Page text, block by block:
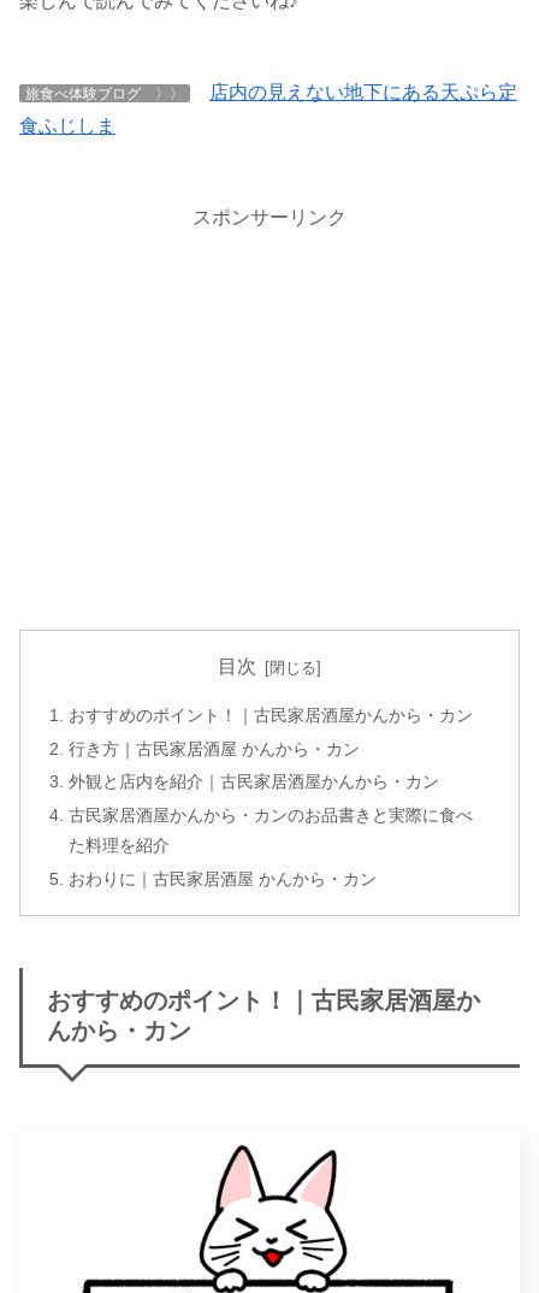
旅食べ体験ブログ 〉〉
店内の見えない地下にある天ぷら定
食ふじしま
スポンサーリンク
目次
おすすめのポイント！｜古民家居酒屋かんから・カン
行き方｜古民家居酒屋 かんから・カン
外観と店内を紹介｜古民家居酒屋かんから・カン
古民家居酒屋かんから・カンのお品書きと実際に食べ
た料理を紹介
おわりに｜古民家居酒屋 かんから・カン
おすすめのポイント！｜古民家居酒屋か
んから・カン